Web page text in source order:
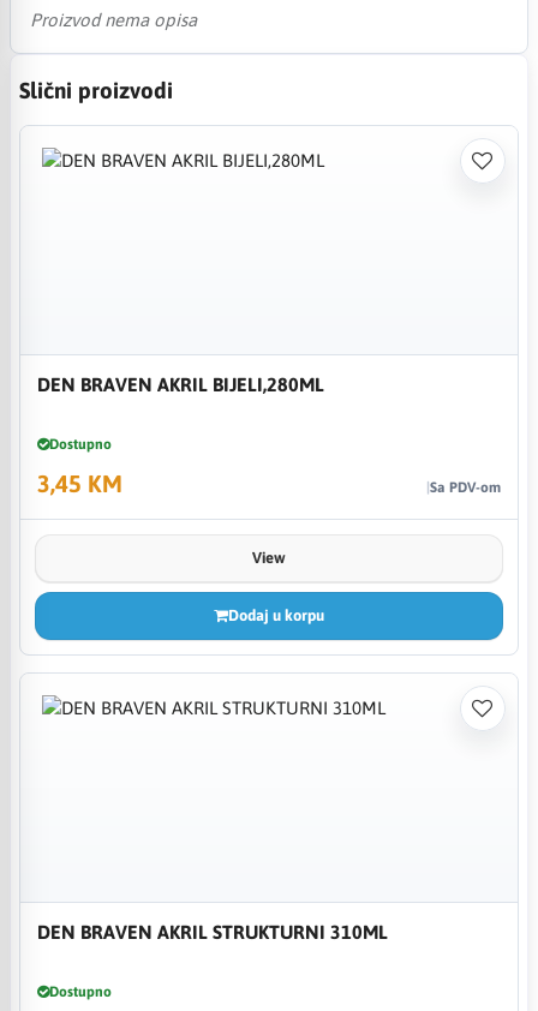
Proizvod nema opisa
Slični proizvodi
DEN BRAVEN AKRIL BIJELI,280ML
Dostupno
3,45 KM Sa PDV-om
View
Dodaj u korpu
DEN BRAVEN AKRIL STRUKTURNI 310ML
Dostupno